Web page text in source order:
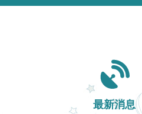
Main navigation
最新消息